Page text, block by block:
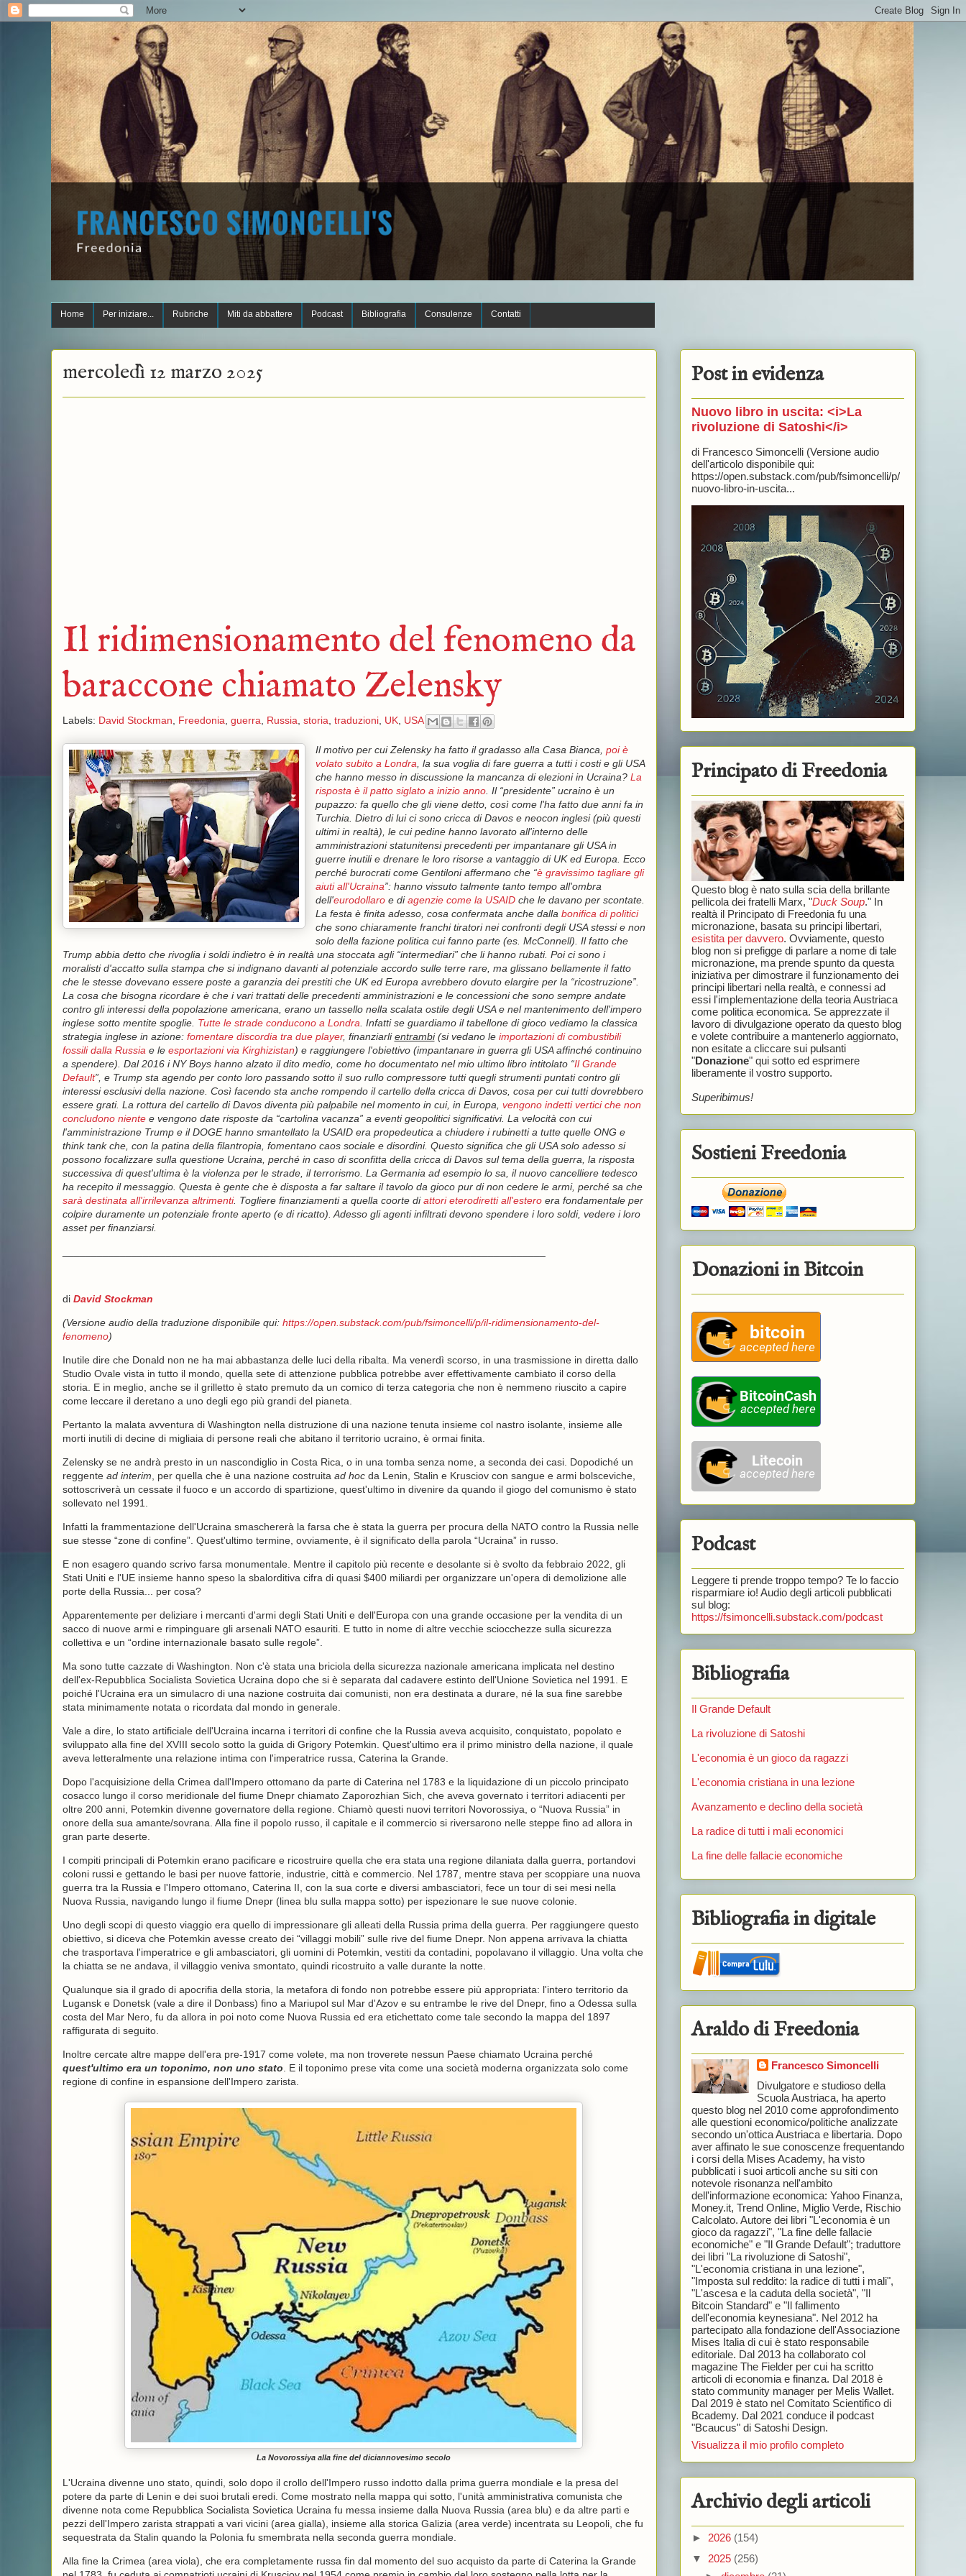
Home Per iniziare... Rubriche Miti da abbattere Podcast Bibliografia Consulenze Contatti
mercoledì 12 marzo 2025
Il ridimensionamento del fenomeno da
baraccone chiamato Zelensky
Labels: David Stockman, Freedonia, guerra, Russia, storia, traduzioni, UK, USA
Il motivo per cui Zelensky ha fatto il gradasso alla Casa Bianca, poi è
volato subito a Londra , la sua voglia di fare guerra a tutti i costi e gli USA
che hanno messo in discussione la mancanza di elezioni in Ucraina? La
risposta è il patto siglato a inizio anno. Il “presidente” ucraino è un
pupazzo: fa quello che gli viene detto, così come l'ha fatto due anni fa in
Turchia. Dietro di lui ci sono cricca di Davos e neocon inglesi (più questi
ultimi in realtà), le cui pedine hanno lavorato all'interno delle
amministrazioni statunitensi precedenti per impantanare gli USA in
guerre inutili e drenare le loro risorse a vantaggio di UK ed Europa. Ecco
perché burocrati come Gentiloni affermano che “è gravissimo tagliare gli
aiuti all'Ucraina”: hanno vissuto talmente tanto tempo all'ombra
dell'eurodollaroe diagenzie come la USAIDche le davano per scontate.
La festa è finita adesso, cosa confermata anche dalla bonifica di politici
che sono chiaramente franchi tiratori nei confronti degli USA stessi e non
solo della fazione politica cui fanno parte (es. McConnell). Il fatto che
Trump abbia detto che rivoglia i soldi indietro è in realtà una stoccata agli “intermediari” che li hanno rubati. Poi ci sono i
moralisti d'accatto sulla stampa che si indignano davanti al potenziale accordo sulle terre rare, ma glissano bellamente il fatto
che le stesse dovevano essere poste a garanzia dei prestiti che UK ed Europa avrebbero dovuto elargire per la “ricostruzione”.
La cosa che bisogna ricordare è che i vari trattati delle precedenti amministrazioni e le concessioni che sono sempre andate
contro gli interessi della popolazione americana, erano un tassello nella scalata ostile degli USA e nel mantenimento dell'impero
inglese sotto mentite spoglie. Tutte le strade conducono a Londra . Infatti se guardiamo il tabellone di gioco vediamo la classica
strategia inglese in azione: fomentare discordia tra due player, finanziarlientrambi(si vedano le importazioni di combustibili
fossili dalla Russia e le esportazioni via Kirghizistan) e raggiungere l'obiettivo (impantanare in guerra gli USA affinché continuino
a spendere). Dal 2016 i NY Boys hanno alzato il dito medio, come ho documentato nel mio ultimo libro intitolato “Il Grande
Default”, e Trump sta agendo per conto loro passando sotto il suo rullo compressore tutti quegli strumenti puntati contro gli
interessi esclusivi della nazione. Così facendo sta anche rompendo il cartello della cricca di Davos, cosa per cui tutti dovrebbero
essere grati. La rottura del cartello di Davos diventa più palpabile nel momento in cui, in Europa, vengono indetti vertici che non
concludono nientee vengono date risposte da “cartolina vacanza” a eventi geopolitici significativi. La velocità con cui
l'amministrazione Trump e il DOGE hanno smantellato la USAID era propedeutica a chiudere i rubinetti a tutte quelle ONG e
think tank che, con la patina della filantropia, fomentano caos sociale e disordini. Questo significa che gli USA solo adesso si
possono focalizzare sulla questione Ucraina, perché in caso di sconfitta della cricca di Davos sul tema della guerra, la risposta
successiva di quest'ultima è la violenza per le strade, il terrorismo. La Germania ad esempio lo sa, il nuovo cancelliere tedesco
ha recepito il messaggio. Questa è gente che è disposta a far saltare il tavolo da gioco pur di non cedere le armi, perché sa che
sarà destinata all'irrilevanza altrimenti. Togliere finanziamenti a quella coorte diattori eterodiretti all'esteroera fondamentale per
colpire duramente un potenziale fronte aperto (e di ricatto). Adesso gli agenti infiltrati devono spendere i loro soldi, vedere i loro
asset per finanziarsi.
di David Stockman
(Versione audio della traduzione disponibile qui: https://open.substack.com/pub/fsimoncelli/p/il-ridimensionamento-del-
fenomeno)
Inutile dire che Donald non ne ha mai abbastanza delle luci della ribalta. Ma venerdì scorso, in una trasmissione in diretta dallo
Studio Ovale vista in tutto il mondo, quella sete di attenzione pubblica potrebbe aver effettivamente cambiato il corso della
storia. E in meglio, anche se il grilletto è stato premuto da un comico di terza categoria che non è nemmeno riuscito a capire
come leccare il deretano a uno degli ego più grandi del pianeta.
Pertanto la malata avventura di Washington nella distruzione di una nazione tenuta insieme col nastro isolante, insieme alle
morti inutili di decine di migliaia di persone reali che abitano il territorio ucraino, è ormai finita.
Zelensky se ne andrà presto in un nascondiglio in Costa Rica, o in una tomba senza nome, a seconda dei casi. Dopodiché un
reggente ad interim , per quella che è una nazione costruita ad hocda Lenin, Stalin e Krusciov con sangue e armi bolsceviche,
sottoscriverà un cessate il fuoco e un accordo di spartizione, quest'ultimo in divenire da quando il giogo del comunismo è stato
sollevato nel 1991.
Infatti la frammentazione dell'Ucraina smaschererà la farsa che è stata la guerra per procura della NATO contro la Russia nelle
sue stesse “zone di confine”. Quest'ultimo termine, ovviamente, è il significato della parola “Ucraina” in russo.
E non esagero quando scrivo farsa monumentale. Mentre il capitolo più recente e desolante si è svolto da febbraio 2022, gli
Stati Uniti e l'UE insieme hanno speso la sbalorditiva cifra di quasi $400 miliardi per organizzare un'opera di demolizione alle
porte della Russia... per cosa?
Apparentemente per deliziare i mercanti d'armi degli Stati Uniti e dell'Europa con una grande occasione per la vendita di un
sacco di nuove armi e rimpinguare gli arsenali NATO esauriti. E tutto in nome di altre vecchie sciocchezze sulla sicurezza
collettiva e un “ordine internazionale basato sulle regole”.
Ma sono tutte cazzate di Washington. Non c'è stata una briciola della sicurezza nazionale americana implicata nel destino
dell'ex-Repubblica Socialista Sovietica Ucraina dopo che si è separata dal cadavere estinto dell'Unione Sovietica nel 1991. E
poiché l'Ucraina era un simulacro di una nazione costruita dai comunisti, non era destinata a durare, né la sua fine sarebbe
stata minimamente notata o ricordata dal mondo in generale.
Vale a dire, lo stato artificiale dell'Ucraina incarna i territori di confine che la Russia aveva acquisito, conquistato, popolato e
sviluppato alla fine del XVIII secolo sotto la guida di Grigory Potemkin. Quest'ultimo era il primo ministro della nazione, il quale
aveva letteralmente una relazione intima con l'imperatrice russa, Caterina la Grande.
Dopo l'acquisizione della Crimea dall'Impero ottomano da parte di Caterina nel 1783 e la liquidazione di un piccolo principato
cosacco lungo il corso meridionale del fiume Dnepr chiamato Zaporozhian Sich, che aveva governato i territori adiacenti per
oltre 200 anni, Potemkin divenne governatore della regione. Chiamò questi nuovi territori Novorossiya, o “Nuova Russia” in
onore della sua amante/sovrana. Alla fine il popolo russo, il capitale e il commercio si riversarono nelle steppe fino ad allora in
gran parte deserte.
I compiti principali di Potemkin erano pacificare e ricostruire quella che era stata una regione dilaniata dalla guerra, portandovi
coloni russi e gettando le basi per nuove fattorie, industrie, città e commercio. Nel 1787, mentre stava per scoppiare una nuova
guerra tra la Russia e l'Impero ottomano, Caterina II, con la sua corte e diversi ambasciatori, fece un tour di sei mesi nella
Nuova Russia, navigando lungo il fiume Dnepr (linea blu sulla mappa sotto) per ispezionare le sue nuove colonie.
Uno degli scopi di questo viaggio era quello di impressionare gli alleati della Russia prima della guerra. Per raggiungere questo
obiettivo, si diceva che Potemkin avesse creato dei “villaggi mobili” sulle rive del fiume Dnepr. Non appena arrivava la chiatta
che trasportava l'imperatrice e gli ambasciatori, gli uomini di Potemkin, vestiti da contadini, popolavano il villaggio. Una volta che
la chiatta se ne andava, il villaggio veniva smontato, quindi ricostruito a valle durante la notte.
Qualunque sia il grado di apocrifia della storia, la metafora di fondo non potrebbe essere più appropriata: l'intero territorio da
Lugansk e Donetsk (vale a dire il Donbass) fino a Mariupol sul Mar d'Azov e su entrambe le rive del Dnepr, fino a Odessa sulla
costa del Mar Nero, fu da allora in poi noto come Nuova Russia ed era etichettato come tale secondo la mappa del 1897
raffigurata di seguito.
Inoltre cercate altre mappe dell'era pre-1917 come volete, ma non troverete nessun Paese chiamato Ucraina perché
quest'ultimo era un toponimo, non uno stato . E il toponimo prese vita come una società moderna organizzata solo come
regione di confine in espansione dell'Impero zarista.
La Novorossiya alla fine del diciannovesimo secolo
L'Ucraina divenne uno stato, quindi, solo dopo il crollo dell'Impero russo indotto dalla prima guerra mondiale e la presa del
potere da parte di Lenin e dei suoi brutali eredi. Come mostrato nella mappa qui sotto, l'unità amministrativa comunista che
divenne nota come Repubblica Socialista Sovietica Ucraina fu messa insieme dalla Nuova Russia (area blu) e da altre parti e
pezzi dell'Impero zarista strappati a vari vicini (area gialla), insieme alla storica Galizia (area verde) incentrata su Leopoli, che fu
sequestrata da Stalin quando la Polonia fu smembrata nella seconda guerra mondiale.
Alla fine la Crimea (area viola), che era completamente russa fin dal momento del suo acquisto da parte di Caterina la Grande
Post in evidenza
Nuovo libro in uscita: <i>La
rivoluzione di Satoshi</i>
di Francesco Simoncelli (Versione audio
dell'articolo disponibile qui:
https://open.substack.com/pub/fsimoncelli/p/
nuovo-libro-in-uscita...
Principato di Freedonia
Questo blog è nato sulla scia della brillante
pellicola dei fratelli Marx, "Duck Soup." In
realtà il Principato di Freedonia fu una
micronazione, basata su principi libertari,
esistita per davvero. Ovviamente, questo
blog non si prefigge di parlare a nome di tale
micronazione, ma prende spunto da questa
iniziativa per dimostrare il funzionamento dei
principi libertari nella realtà, e connessi ad
essi l'implementazione della teoria Austriaca
come politica economica. Se apprezzate il
lavoro di divulgazione operato da questo blog
e volete contribuire a mantenerlo aggiornato,
non esitate a cliccare sui pulsanti
"Donazione" qui sotto ed esprimere
liberamente il vostro supporto.
Superibimus!
Sostieni Freedonia
Donazioni in Bitcoin
Podcast
Leggere ti prende troppo tempo? Te lo faccio
risparmiare io! Audio degli articoli pubblicati
sul blog:
https://fsimoncelli.substack.com/podcast
Bibliografia
Il Grande Default
La rivoluzione di Satoshi
L'economia è un gioco da ragazzi
L'economia cristiana in una lezione
Avanzamento e declino della società
La radice di tutti i mali economici
La fine delle fallacie economiche
Bibliografia in digitale
Araldo di Freedonia
Francesco Simoncelli
Divulgatore e studioso della
Scuola Austriaca, ha aperto
questo blog nel 2010 come approfondimento
alle questioni economico/politiche analizzate
secondo un'ottica Austriaca e libertaria. Dopo
aver affinato le sue conoscenze frequentando
i corsi della Mises Academy, ha visto
pubblicati i suoi articoli anche su siti con
notevole risonanza nell'ambito
dell'informazione economica: Yahoo Finanza,
Money.it, Trend Online, Miglio Verde, Rischio
Calcolato. Autore dei libri "L'economia è un
gioco da ragazzi", "La fine delle fallacie
economiche" e "Il Grande Default"; traduttore
dei libri "La rivoluzione di Satoshi",
"L'economia cristiana in una lezione",
"Imposta sul reddito: la radice di tutti i mali",
"L'ascesa e la caduta della società", "Il
Bitcoin Standard" e "Il fallimento
dell'economia keynesiana". Nel 2012 ha
partecipato alla fondazione dell'Associazione
Mises Italia di cui è stato responsabile
editoriale. Dal 2013 ha collaborato col
magazine The Fielder per cui ha scritto
articoli di economia e finanza. Dal 2018 è
stato community manager per Melis Wallet.
Dal 2019 è stato nel Comitato Scientifico di
Bcademy. Dal 2021 conduce il podcast
"Bcaucus" di Satoshi Design.
Visualizza il mio profilo completo
Archivio degli articoli
► 2026 (154)
▼ 2025 (256)